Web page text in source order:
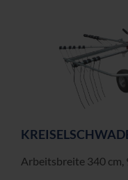
Ar­beits­brei­te 340 cm,